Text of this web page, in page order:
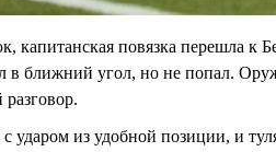
капитанская повязка перешла к
в ближний угол, но не попал.
разговор.
из удобной позиции, и